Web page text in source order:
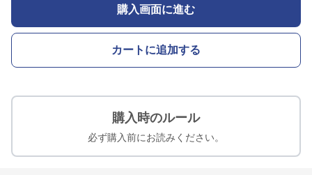
購入画面に進む
カートに追加する
購入時のルール
必ず購入前にお読みください。